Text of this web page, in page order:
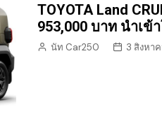
TOYOTA Land
953,000 บาท นำเข้
นัท Car250 3 สิงหา